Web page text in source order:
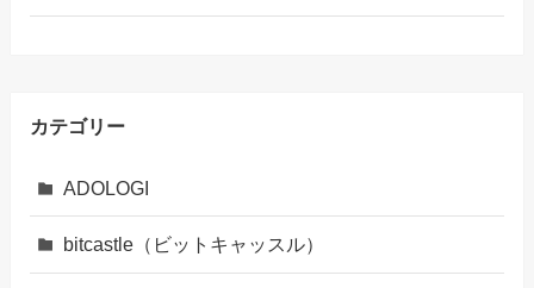
カテゴリー
ADOLOGI
bitcastle（ビットキャッスル）